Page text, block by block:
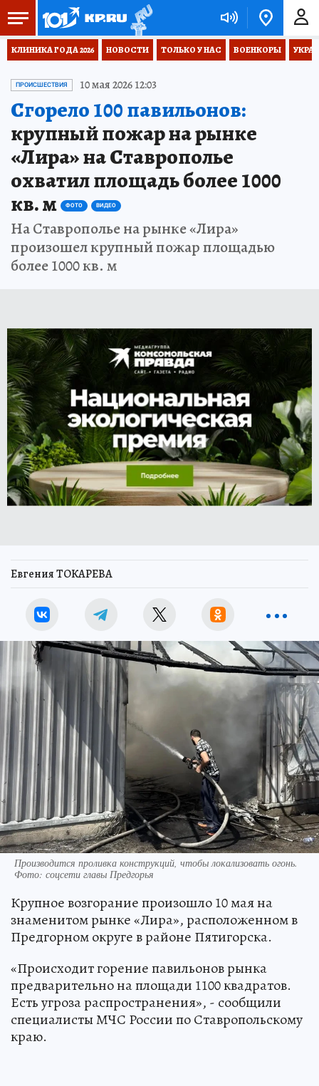
КЛИНИКА ГОДА 2026 НОВОСТИ ТОЛЬКО У НАС ВОЕНКОРЫ
ПРОИСШЕСТВИЯ 10 мая 2026 12:03
Сгорело 100 павильонов:
крупный пожар на рынке
«Лира» на Ставрополье
охватил площадь более 1000
кв. м
ФОТО ВИДЕО
На Ставрополье на рынке «Лира»
произошел крупный пожар площадью
более 1000 кв. м
Евгения ТОКАРЕВА
Производится проливка конструкций, чтобы локализовать огонь.
Фото: соцсети главы Предгорья
Крупное возгорание произошло 10 мая на
знаменитом рынке «Лира», расположенном в
Предгорном округе в районе Пятигорска.
«Происходит горение павильонов рынка
предварительно на площади 1100 квадратов.
Есть угроза распространения», - сообщили
специалисты МЧС России по Ставропольскому
краю.